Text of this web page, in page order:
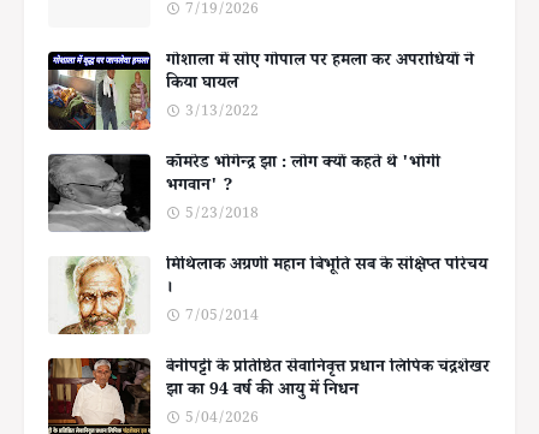
7/19/2026
गोशाला में सोए गोपाल पर हमला कर अपराधियों ने
किया घायल
3/13/2022
कॉमरेड भोगेन्द्र झा : लोग क्यों कहते थे 'भोगी
भगवान' ?
5/23/2018
मिथिलाक अग्रणी महान बिभूति सब के संक्षिप्त परिचय
।
7/05/2014
बेनीपट्टी के प्रतिष्ठित सेवानिवृत्त प्रधान लिपिक चंद्रशेखर
झा का 94 वर्ष की आयु में निधन
5/04/2026